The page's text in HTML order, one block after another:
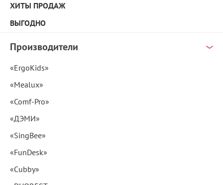
ХИТЫ ПРОДАЖ
ВЫГОДНО
Производители
«ErgoKids»
«Mealux»
«Comf-Pro»
«ДЭМИ»
«SingBee»
«FunDesk»
«Cubby»